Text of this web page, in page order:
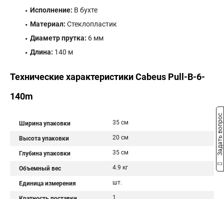
Исполнение: В бухте
Материал: Стеклопластик
Диаметр прутка: 6 мм
Длина: 140 м
Технические характеристики Cabeus Pull-B-6-
140m
Ширина упаковки 35 см
Высота упаковки 20 см
Глубина упаковки 35 см
Объемный вес 4.9 кг
Единица измерения шт.
1
Задать вопрос